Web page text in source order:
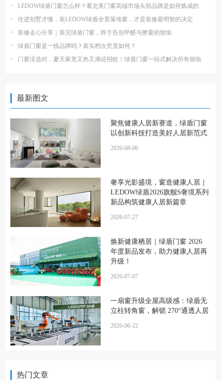
· LEDOW绿盾门窗怎么样？看北美门窗高端市场头部品牌是如何炼成的
· 住进别墅才懂，装LEDOW绿盾全景落地窗，才是装修最明智的决定
· 装修走心分享｜装完绿盾门窗，终于告别甲醛与擦窗的烦恼
· 绿盾门窗是一线品牌吗？真实档次究竟如何？
· 门窗没选对，夏天家里又热又潮还招蚊！绿盾门窗一站式解决所有烦恼
最新图文
聚焦健康人居新赛道，绿盾门窗
以创新科技打造美好人居新范式
2026-08-06
奢享光影盛境，窗造健康人居｜
LEDOW绿盾2026旗舰S奢境系列
新品构筑健康人居新篇章
2026-07-27
焕新健康栖居｜绿盾门窗 2026
年度新品发布，助力健康人居再
升级！
2026-07-07
一扇窗升级全屋高级感：绿盾无
立柱转角窗，解锁 270°通透人居
2026-06-22
热门文章